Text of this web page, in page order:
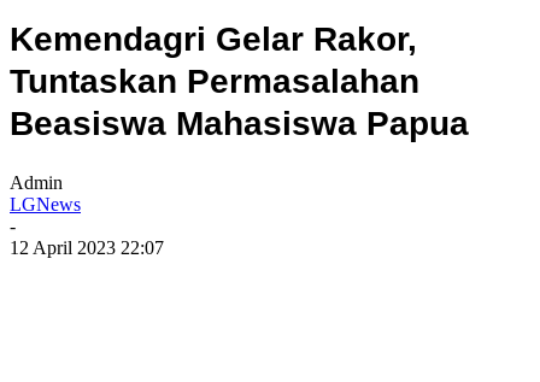
Kemendagri Gelar Rakor,
Tuntaskan Permasalahan
Beasiswa Mahasiswa Papua
Admin
LGNews
-
12 April 2023 22:07